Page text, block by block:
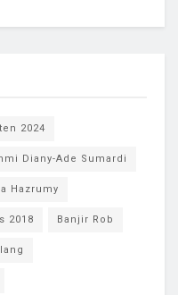
2024
Diany-Ade Sumardi
Hazrumy
2018 Banjir Rob